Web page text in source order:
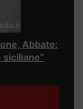
Abbate: